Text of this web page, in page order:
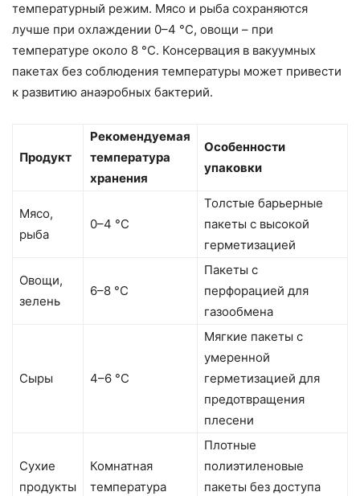
температурный режим. Мясо и рыба сохраняются
лучше при охлаждении 0–4 °C, овощи – при
температуре около 8 °C. Консервация в вакуумных
пакетах без соблюдения температуры может привести
к развитию анаэробных бактерий.
Продукт
Рекомендуемая
температура
хранения
Особенности
упаковки
Мясо,
рыба
0–4 °C
Толстые барьерные
пакеты с высокой
герметизацией
Овощи,
зелень
6–8 °C
Пакеты с
перфорацией для
газообмена
Сыры 4–6 °C
Мягкие пакеты с
умеренной
герметизацией для
предотвращения
плесени
Сухие
продукты
Комнатная
температура
Плотные
полиэтиленовые
пакеты без доступа